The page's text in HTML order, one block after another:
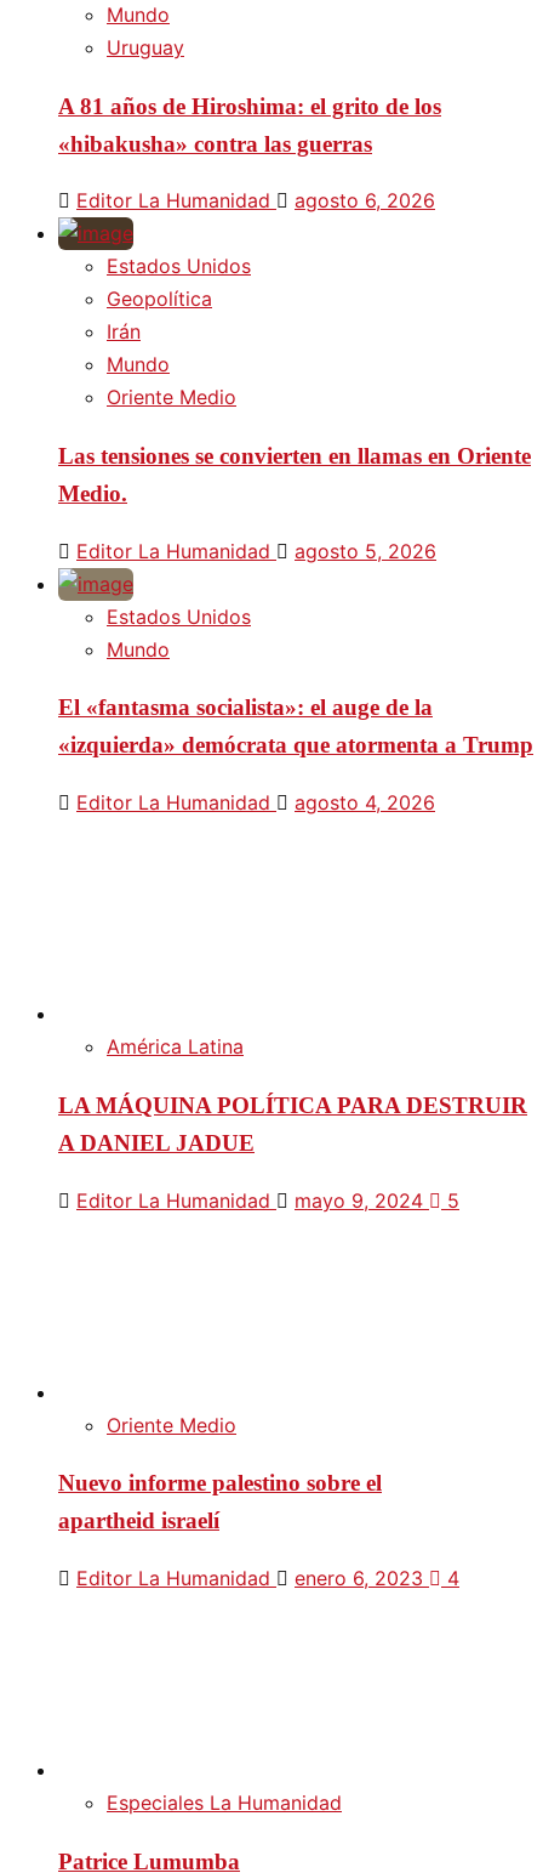
Mundo
Uruguay
A 81 años de Hiroshima: el grito de los
«hibakusha» contra las guerras
Editor La Humanidad agosto 6, 2026
Estados Unidos
Geopolítica
Irán
Mundo
Oriente Medio
Las tensiones se convierten en llamas en Oriente
Medio.
Editor La Humanidad agosto 5, 2026
Estados Unidos
Mundo
El «fantasma socialista»: el auge de la
«izquierda» demócrata que atormenta a Trump
Editor La Humanidad agosto 4, 2026
América Latina
LA MÁQUINA POLÍTICA PARA DESTRUIR
A DANIEL JADUE
Editor La Humanidad mayo 9, 2024 5
Oriente Medio
Nuevo informe palestino sobre el
apartheid israelí
Editor La Humanidad enero 6, 2023 4
Especiales La Humanidad
Patrice Lumumba